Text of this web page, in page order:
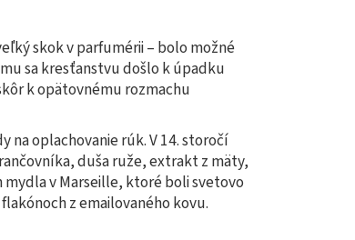
skok v parfumérii – bolo možné
sa kresťanstvu došlo k úpadku
k opätovnému rozmachu
na oplachovanie rúk. V 14. storočí
duša ruže, extrakt z mäty,
mydla v Marseille, ktoré boli svetovo
z emailovaného kovu.